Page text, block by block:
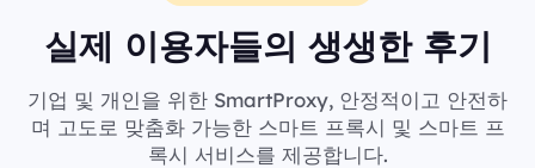
실제 이용자들의 생생한 후기
기업 및 개인을 위한 SmartProxy, 안정적이고 안전하
며 고도로 맞춤화 가능한 스마트 프록시 및 스마트 프
록시 서비스를 제공합니다.